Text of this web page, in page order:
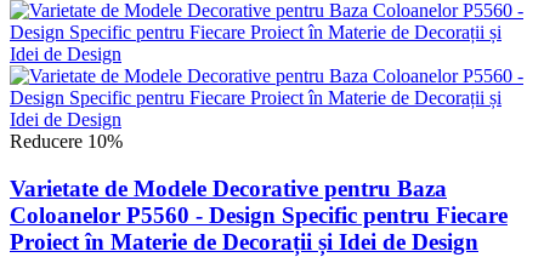
Reducere 10%
Varietate de Modele Decorative pentru Baza
Coloanelor P5560 - Design Specific pentru Fiecare
Proiect în Materie de Decorații și Idei de Design